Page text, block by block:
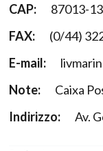
CAP:
87013-
FAX:
(0/44)
E-mail:
Note:
Caixa
Indirizzo:
Av.